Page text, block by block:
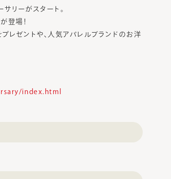
リーがスタート。
登場！
レゼントや、人気アパレルブランドのお洋
index.html